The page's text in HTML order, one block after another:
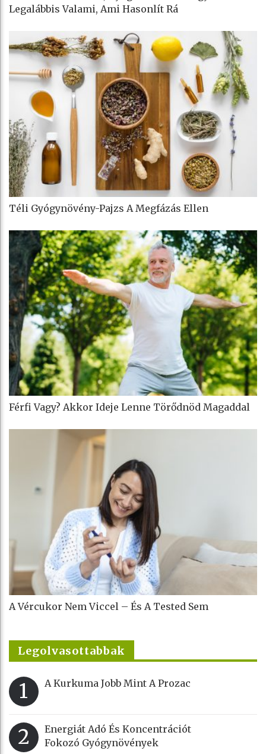
Legalábbis Valami, Ami Hasonlít Rá
Téli Gyógynövény-Pajzs A Megfázás Ellen
Férfi Vagy? Akkor Ideje Lenne Törődnöd Magaddal
A Vércukor Nem Viccel – És A Tested Sem
Legolvasottabbak
1 A Kurkuma Jobb Mint A Prozac
2
Energiát Adó És Koncentrációt
Fokozó Gyógynövények